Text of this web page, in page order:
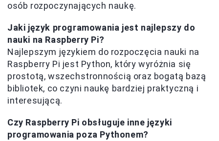
osób rozpoczynających naukę.
Jaki język programowania jest najlepszy do
nauki na Raspberry Pi?
Najlepszym językiem do rozpoczęcia nauki na
Raspberry Pi jest Python, który wyróżnia się
prostotą, wszechstronnością oraz bogatą bazą
bibliotek, co czyni naukę bardziej praktyczną i
interesującą.
Czy Raspberry Pi obsługuje inne języki
programowania poza Pythonem?